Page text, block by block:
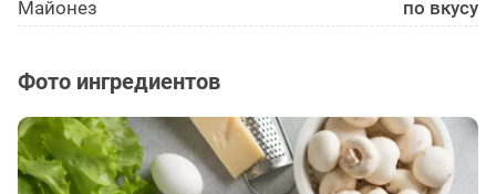
Майонез
по вкусу
Фото ингредиентов